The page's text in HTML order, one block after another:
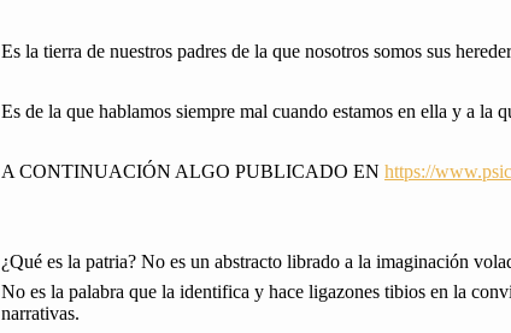
Es la tierra de nuestros padres de la que nosotros somos sus
Es de la que hablamos siempre mal cuando estamos en ella y a la
A CONTINUACIÓN ALGO PUBLICADO EN https://
¿Qué es la patria? No es un abstracto librado a la imaginación
No es la palabra que la identifica y hace ligazones tibios en la
narrativas.